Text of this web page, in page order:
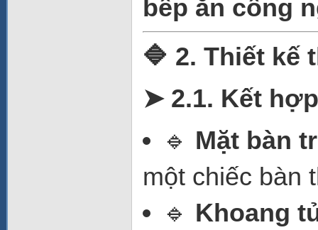
bếp ăn công
🔷 2. Thiết kế
➤ 2.1. Kết
🔹 Mặt bàn
một chiếc bàn
🔹 Khoang